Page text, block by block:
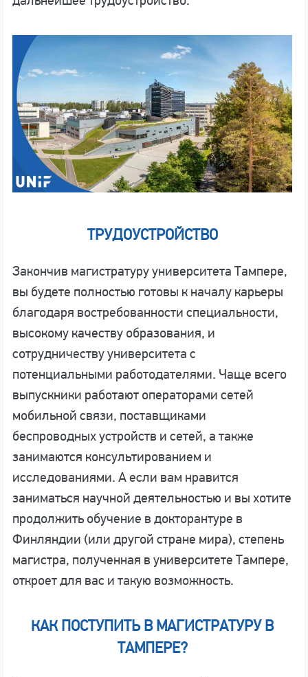
ТРУДОУСТРОЙСТВО
Закончив магистратуру университета Тампере,
вы будете полностью готовы к началу карьеры
благодаря востребованности специальности,
высокому качеству образования, и
сотрудничеству университета с
потенциальными работодателями. Чаще всего
выпускники работают операторами сетей
мобильной связи, поставщиками
беспроводных устройств и сетей, а также
занимаются консультированием и
исследованиями. А если вам нравится
заниматься научной деятельностью и вы хотите
продолжить обучение в докторантуре в
Финляндии (или другой стране мира), степень
магистра, полученная в университете Тампере,
откроет для вас и такую возможность.
КАК ПОСТУПИТЬ В МАГИСТРАТУРУ В
ТАМПЕРЕ?